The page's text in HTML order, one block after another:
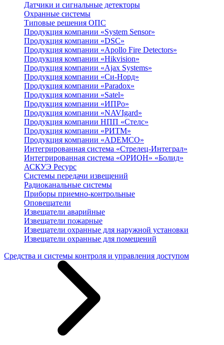
Датчики и сигнальные детекторы
Охранные системы
Типовые решения ОПС
Продукция компании «System Sensor»
Продукция компании «DSC»
Продукция компании «Apollo Fire Detectors»
Продукция компании «Hikvision»
Продукция компании «Ajax Systems»
Продукция компании «Си-Норд»
Продукция компании «Paradox»
Продукция компании «Satel»
Продукция компании «ИПРо»
Продукция компании «NAVIgard»
Продукция компании НПП «Стелс»
Продукция компании «РИТМ»
Продукция компании «ADEMCO»
Интегрированная система «Стрелец-Интеграл»
Интегрированная система «ОРИОН» «Болид»
АСКУЭ Ресурс
Системы передачи извещений
Радиоканальные системы
Приборы приемно-контрольные
Оповещатели
Извещатели аварийные
Извещатели пожарные
Извещатели охранные для наружной установки
Извещатели охранные для помещений
Средства и системы контроля и управления доступом